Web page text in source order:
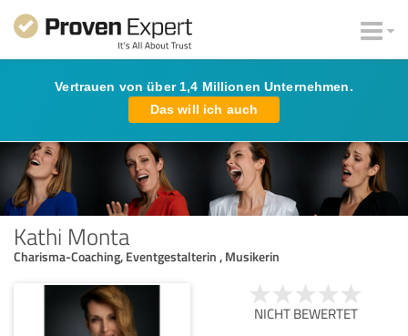
Vertrauen von über 1,4 Millionen Unternehmen.
Das will ich auch
Kathi Monta
Charisma-Coaching, Eventgestalterin , Musikerin
NICHT BEWERTET